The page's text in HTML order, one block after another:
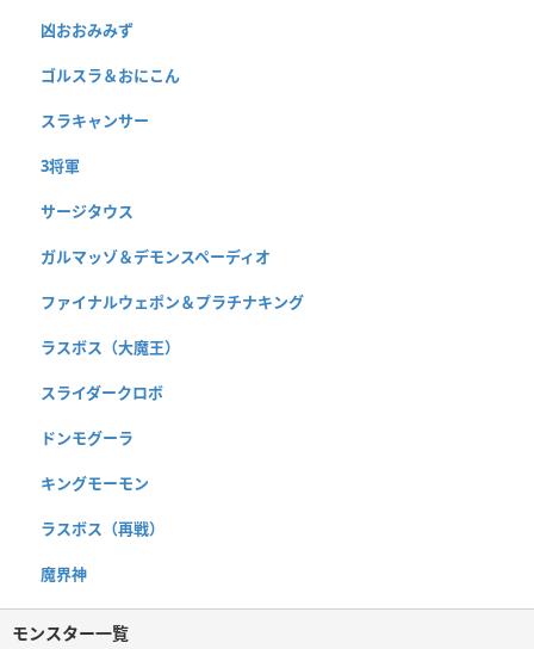
凶おおみみず
ゴルスラ＆おにこん
スラキャンサー
3将軍
サージタウス
ガルマッゾ＆デモンスペーディオ
ファイナルウェポン＆プラチナキング
ラスボス（大魔王）
スライダークロボ
ドンモグーラ
キングモーモン
ラスボス（再戦）
魔界神
モンスター一覧